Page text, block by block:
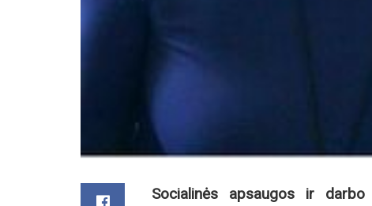
Socialinės apsaugos ir